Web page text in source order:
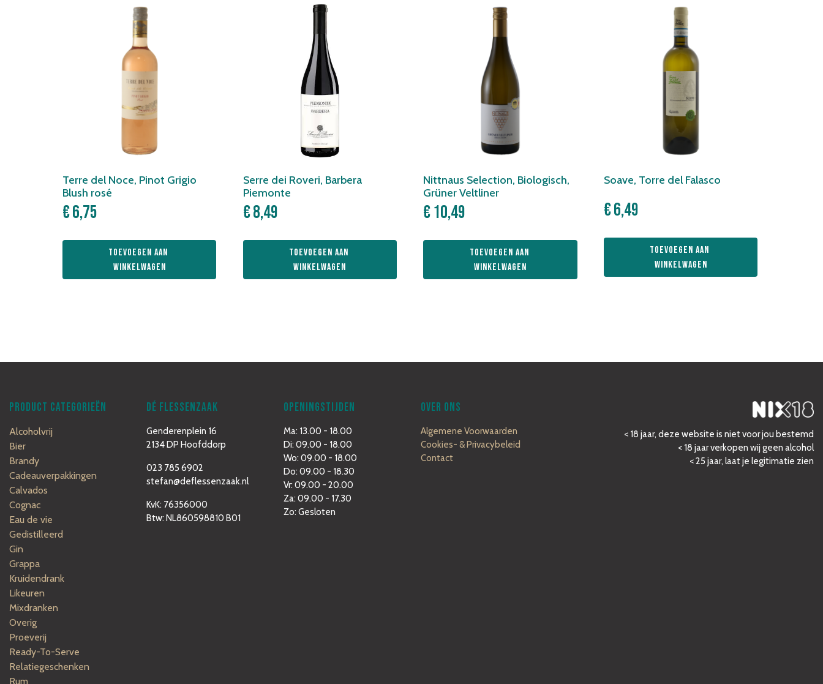
Terre del Noce, Pinot Grigio
Blush rosé
€6,75
Toevoegen aan
winkelwagen
Serre dei Roveri, Barbera
Piemonte
€8,49
Toevoegen aan
winkelwagen
Nittnaus Selection, Biologisch,
Grüner Veltliner
€10,49
Toevoegen aan
winkelwagen
Soave, Torre del Falasco
€6,49
Toevoegen aan
winkelwagen
PRODUCT CATEGORIEËN
Alcoholvrij
Bier
Brandy
Cadeauverpakkingen
Calvados
Cognac
Eau de vie
Gedistilleerd
Gin
Grappa
Kruidendrank
Likeuren
Mixdranken
Overig
Proeverij
Ready-To-Serve
Relatiegeschenken
Rum
DÉ FLESSENZAAK
Genderenplein 16
2134 DP Hoofddorp
023 785 6902
stefan@deflessenzaak.nl
KvK: 76356000
Btw: NL860598810 B01
OPENINGSTIJDEN
Ma: 13.00 - 18.00
Di: 09.00 - 18.00
Wo: 09.00 - 18.00
Do: 09.00 - 18.30
Vr: 09.00 - 20.00
Za: 09.00 - 17.30
Zo: Gesloten
OVER ONS
Algemene Voorwaarden
Cookies- & Privacybeleid
Contact
< 18 jaar, deze website is niet voor jou bestemd
< 18 jaar verkopen wij geen alcohol
< 25 jaar, laat je legitimatie zien